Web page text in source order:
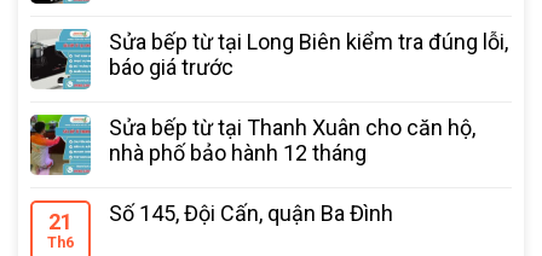
Sửa bếp từ tại Long Biên kiểm tra đúng lỗi,
báo giá trước
Sửa bếp từ tại Thanh Xuân cho căn hộ,
nhà phố bảo hành 12 tháng
21
Th6
Số 145, Đội Cấn, quận Ba Đình